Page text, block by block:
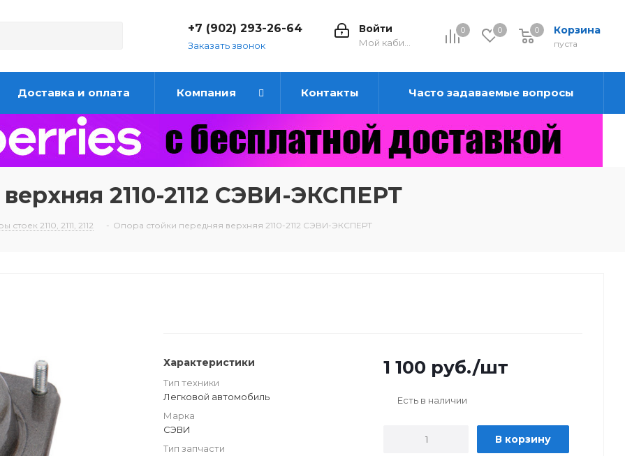
0 0 Корзина
0
пуста
0
Войти
+7 (902) 293-26-64
Заказать звонок
Доставка и оплата Компания Контакты Часто задаваемые вопросы
2110-2112 СЭВИ-ЭКСПЕРТ
стоек 2110, 2111, 2112 - Опора стойки передняя верхняя 2110-2112 СЭВИ-ЭКСПЕРТ
Характеристики
Тип техники
Легковой автомобиль
Марка
СЭВИ
Тип запчасти
1 100 руб./шт
Есть в наличии
В корзину